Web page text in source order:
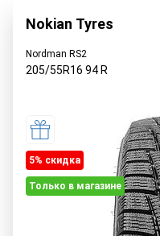
Nokian Tyres
Nordman RS2
205/55R16 94 R
5% cкидка
Только в магазине